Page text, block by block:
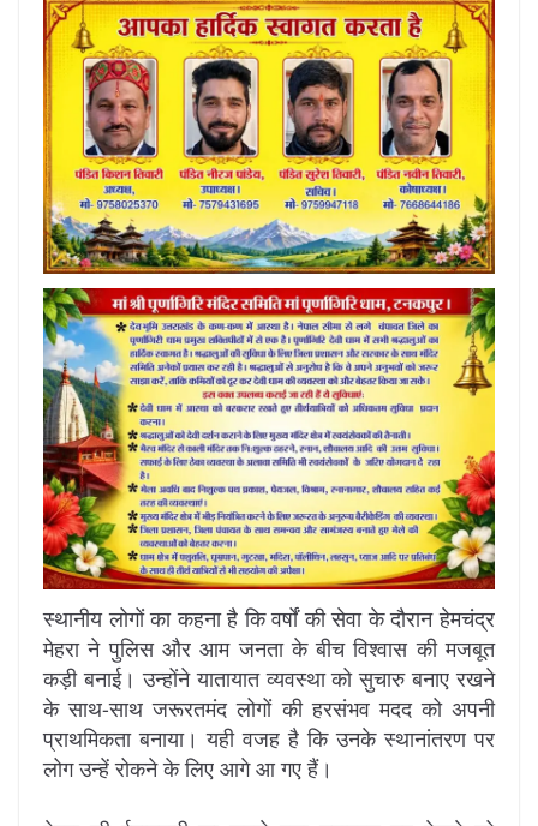
स्थानीय लोगों का कहना है कि वर्षों की सेवा के दौरान हेमचंद्र
मेहरा ने पुलिस और आम जनता के बीच विश्वास की मजबूत
कड़ी बनाई। उन्होंने यातायात व्यवस्था को सुचारु बनाए रखने
के साथ-साथ जरूरतमंद लोगों की हरसंभव मदद को अपनी
प्राथमिकता बनाया। यही वजह है कि उनके स्थानांतरण पर
लोग उन्हें रोकने के लिए आगे आ गए हैं।